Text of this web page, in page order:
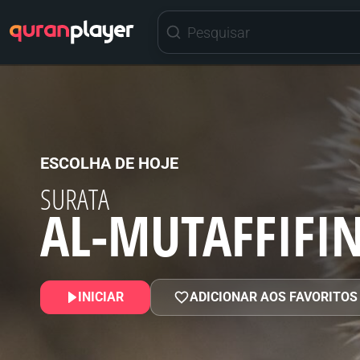
ESCOLHA DE HOJE
SURATA
AL-
INICIAR ADICIONAR AOS FAVORITOS